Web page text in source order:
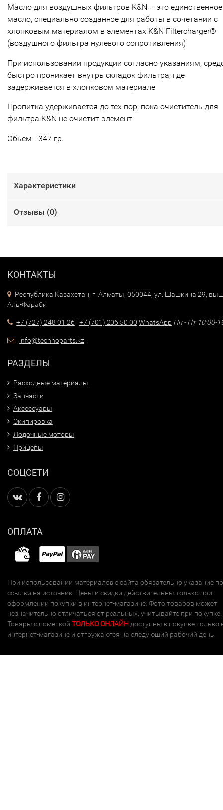
Масло для воздушных фильтров K&N – это единственное
масло, специально созданное для работы в сочетании с
хлопковым материалом в элементах K&N Filtercharger®
(воздушного фильтра нулевого сопротивления)
При использовании продукции согласно указаниям,
быстро проникает внутрь складок фильтра, где
задерживается в хлопковом материале
Пропитка удерживается до тех пор, пока очиститель для
фильтра K&N не очистит элемент
Обьем - 347 гр.
Характеристики
Отзывы (0)
КОНТАКТЫ
Республика Казахстан, г. Алматы, 050044, ул. Шашкина 29,
Аль-Фараби
+7 (727) 248 01 26 | +7 (701) 206 50 00 WhatsApp Пн - Пт 10:00-
info@technoparts.kz
РАЗДЕЛЫ
Расходные материалы
Запчасти
Аксессуары
Экипировка
Лодочные моторы
Прицепы
СОЦСЕТИ
ОПЛАТА
При использовании материалов с сайта обязательно указание
ссылки на источник. Цены и скидки действительны только при
оформлении покупки в интернет-магазине. Фото товаров может
незначительно отличаться от реальных, учитывайте при покупке.
Товары с пометкой ТОЛЬКО ОНЛАЙН доступны к покупке только
интернет-магазине и отгружаются на следующий рабочий день.